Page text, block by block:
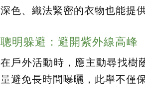
深色、織法緊密的衣物也能提
聰明躲避：避開紫外線高峰
在戶外活動時，應主動尋找樹
量避免長時間曝曬，此舉不僅